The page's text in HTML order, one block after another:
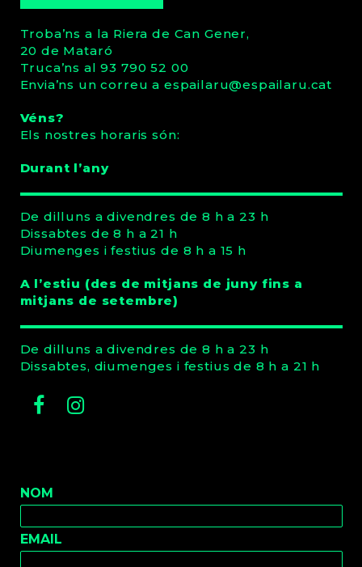
Troba’ns a la Riera de Can Gener,
20 de Mataró
Truca’ns al 93 790 52 00
Envia’ns un correu a espailaru@espailaru.cat
Véns?
Els nostres horaris són:
Durant l’any
De dilluns a divendres de 8 h a 23 h
Dissabtes de 8 h a 21 h
Diumenges i festius de 8 h a 15 h
A l’estiu (des de mitjans de juny fins a
mitjans de setembre)
De dilluns a divendres de 8 h a 23 h
Dissabtes, diumenges i festius de 8 h a 21 h
Facebook
Instagram
NOM
EMAIL